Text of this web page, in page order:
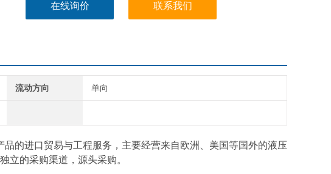
在线询价 联系我们
流动方向 单向
的进口贸易与工程服务，主要经营来自欧洲、美国等国外的液压
立的采购渠道，源头采购。